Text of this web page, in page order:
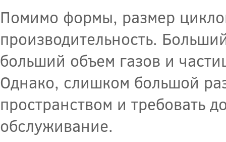
Помимо формы, размер
производительность.
больший объем газов и
Однако, слишком большой
пространством и требовать
обслуживание.